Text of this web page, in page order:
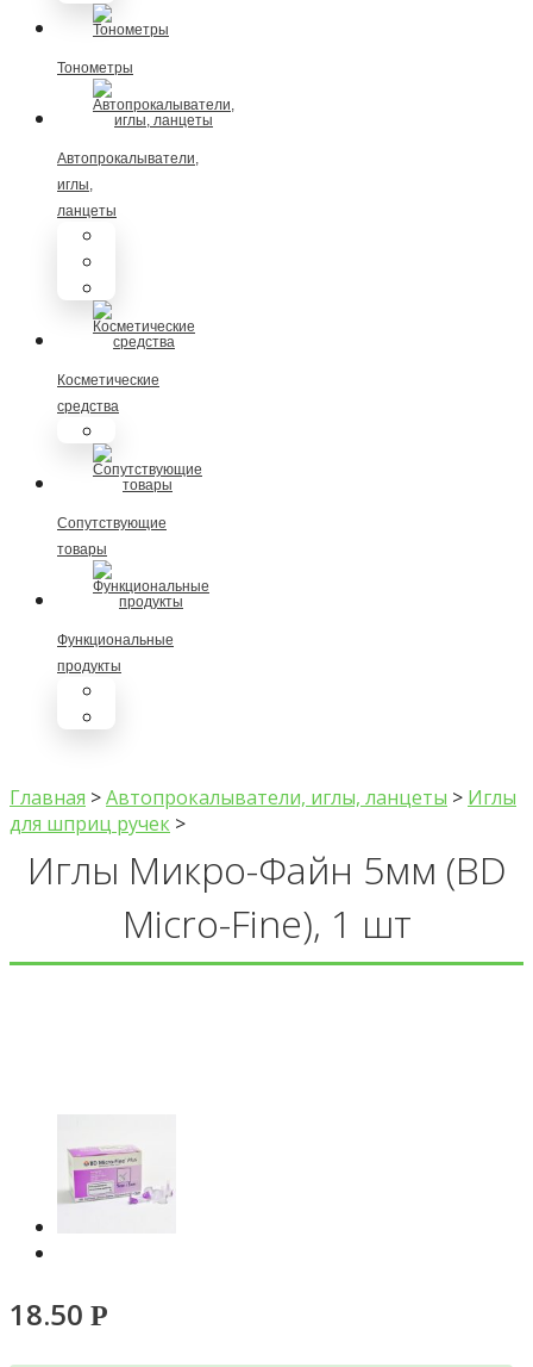
Тонометры
Автопрокалыватели,
иглы,
ланцеты
Косметические
средства
Сопутствующие
товары
Функциональные
продукты
Главная >Автопрокалыватели, иглы, ланцеты > Иглы
для шприц ручек >
Иглы Микро-Файн 5мм (BD
Micro-Fine), 1 шт
18.50 Р